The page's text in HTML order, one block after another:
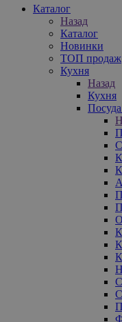
Каталог
Назад
Каталог
Новинки
ТОП продаж
Кухня
Назад
Кухня